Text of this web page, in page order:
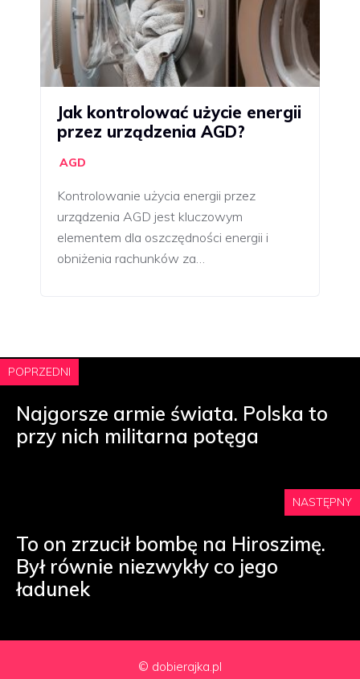
Jak kontrolować użycie energii
przez urządzenia AGD?
AGD
Kontrolowanie użycia energii przez
urządzenia AGD jest kluczowym
elementem dla oszczędności energii i
obniżenia rachunków za…
POPRZEDNI
Najgorsze armie świata. Polska to
przy nich militarna potęga
NASTĘPNY
To on zrzucił bombę na Hiroszimę.
Był równie niezwykły co jego
ładunek
© dobierajka.pl